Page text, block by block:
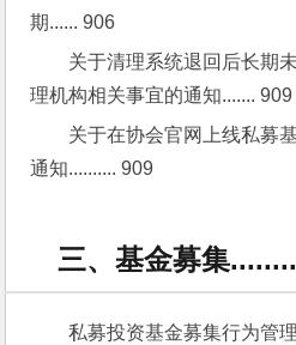
期...... 906
关于清理系统退回后长期
理机构相关事宜的通知....... 909
关于在协会官网上线私募
通知.......... 909
三、基金募集
私募投资基金募集行为管